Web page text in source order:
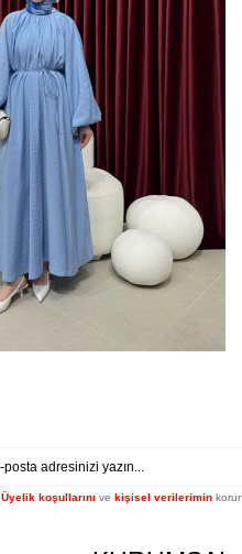
Üyelik koşullarını ve kişisel verilerimin